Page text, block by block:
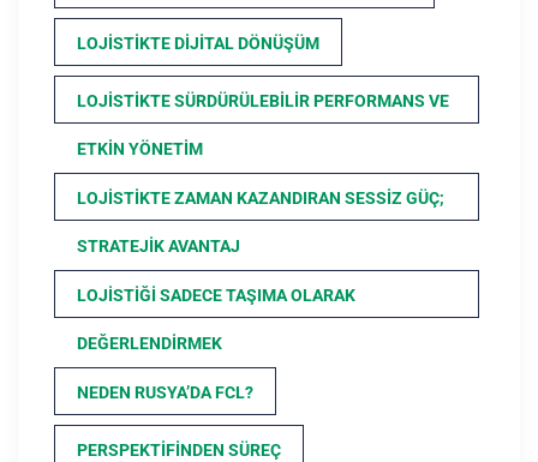
LOJISTIKTE DIJITAL DÖNÜŞÜM
LOJISTIKTE SÜRDÜRÜLEBILIR PERFORMANS VE
ETKIN YÖNETIM
LOJISTIKTE ZAMAN KAZANDIRAN SESSIZ GÜÇ;
STRATEJIK AVANTAJ
LOJISTIĞI SADECE TAŞIMA OLARAK
DEĞERLENDIRMEK
NEDEN RUSYA’DA FCL?
PERSPEKTIFINDEN SÜREÇ